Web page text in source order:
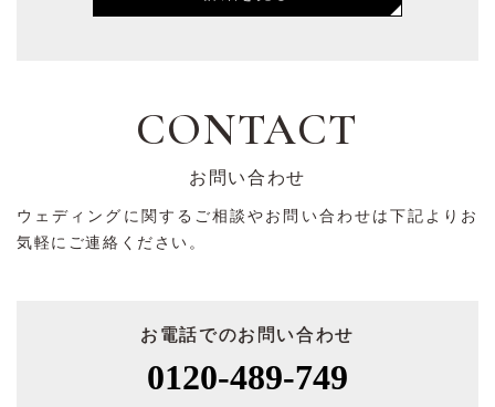
CONTACT
お問い合わせ
ウェディングに関するご相談やお問い合わせは下記よりお
気軽にご連絡ください。
お電話でのお問い合わせ
0120-489-749